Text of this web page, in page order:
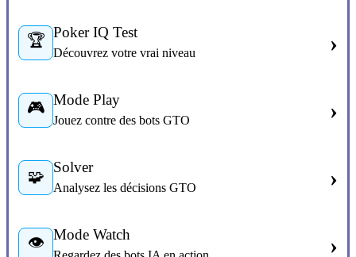
🏆 Poker IQ Test
Découvrez votre vrai niveau ›
🎮 Mode Play
Jouez contre des bots GTO ›
🧩
Solver
Analysez les décisions GTO ›
👁️ Mode Watch ›